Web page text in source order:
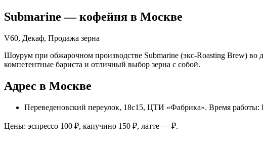
Submarine — кофейня в Москве
V60, Декаф, Продажа зерна
Шоурум при обжарочном производстве Submarine (экс-Roasting Brew)
компетентные бариста и отличный выбор зерна с собой.
Адрес в Москве
Переведеновский переулок, 18c15, ЦТИ «Фабрика». Время
Цены: эспрессо 100 ₽, капучино 150 ₽, латте — ₽.